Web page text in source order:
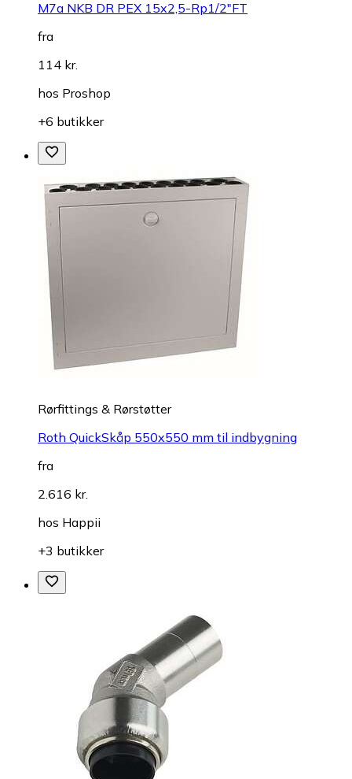
M7a NKB DR PEX 15x2,5-Rp1/2"FT
fra
114 kr.
hos Proshop
+6 butikker
Rørfittings & Rørstøtter
Roth QuickSkåp 550x550 mm til indbygning
fra
2.616 kr.
hos Happii
+3 butikker